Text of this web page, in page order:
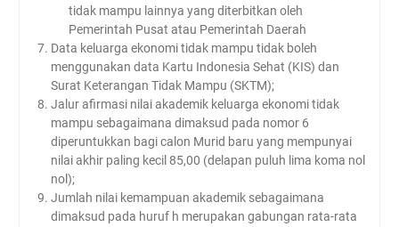
tidak mampu lainnya yang diterbitkan oleh
Pemerintah Pusat atau Pemerintah Daerah
Data keluarga ekonomi tidak mampu tidak boleh
menggunakan data Kartu Indonesia Sehat (KIS) dan
Surat Keterangan Tidak Mampu (SKTM);
Jalur afirmasi nilai akademik keluarga ekonomi tidak
mampu sebagaimana dimaksud pada nomor 6
diperuntukkan bagi calon Murid baru yang mempunyai
nilai akhir paling kecil 85,00 (delapan puluh lima koma nol
nol);
Jumlah nilai kemampuan akademik sebagaimana
dimaksud pada huruf h merupakan gabungan rata-rata